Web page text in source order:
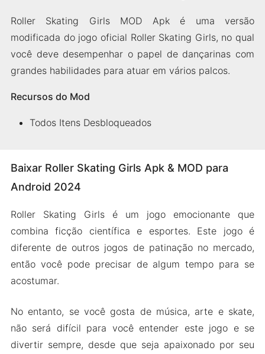
Roller Skating Girls MOD Apk é uma versão
modificada do jogo oficial Roller Skating Girls, no qual
você deve desempenhar o papel de dançarinas com
grandes habilidades para atuar em vários palcos.
Recursos do Mod
Todos Itens Desbloqueados
Baixar Roller Skating Girls Apk & MOD para
Android 2024
Roller Skating Girls é um jogo emocionante que
combina ficção científica e esportes. Este jogo é
diferente de outros jogos de patinação no mercado,
então você pode precisar de algum tempo para se
acostumar.
No entanto, se você gosta de música, arte e skate,
não será difícil para você entender este jogo e se
divertir sempre, desde que seja apaixonado por seu